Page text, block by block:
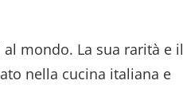
mondo. La sua rarità e il
nella cucina italiana e